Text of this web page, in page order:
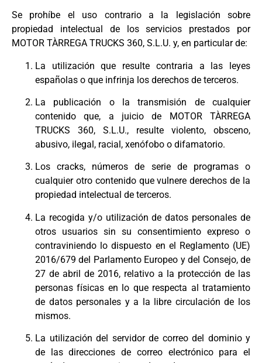
Se prohíbe el uso contrario a la legislación sobre
propiedad intelectual de los servicios prestados por
MOTOR TÀRREGA TRUCKS 360, S.L.U. y, en particular de:
La utilización que resulte contraria a las leyes
españolas o que infrinja los derechos de terceros.
La publicación o la transmisión de cualquier
contenido que, a juicio de MOTOR TÀRREGA
TRUCKS 360, S.L.U., resulte violento, obsceno,
abusivo, ilegal, racial, xenófobo o difamatorio.
Los cracks, números de serie de programas o
cualquier otro contenido que vulnere derechos de la
propiedad intelectual de terceros.
La recogida y/o utilización de datos personales de
otros usuarios sin su consentimiento expreso o
contraviniendo lo dispuesto en el Reglamento (UE)
2016/679 del Parlamento Europeo y del Consejo, de
27 de abril de 2016, relativo a la protección de las
personas físicas en lo que respecta al tratamiento
de datos personales y a la libre circulación de los
mismos.
La utilización del servidor de correo del dominio y
de las direcciones de correo electrónico para el